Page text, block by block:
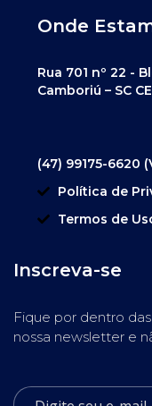
Onde
Rua 701 nº 22 -
Camboriú – SC
(47) 99175-6620
Política de
Termos de
Inscreva-se
Fique por dentro
nossa newsletter e